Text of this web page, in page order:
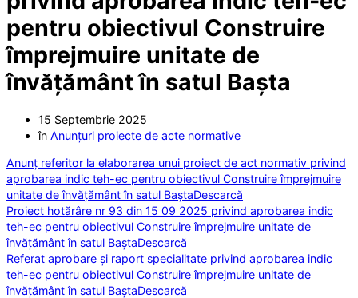
pentru obiectivul Construire
împrejmuire unitate de
învățământ în satul Bașta
15 Septembrie 2025
în Anunțuri proiecte de acte normative
Anunț referitor la elaborarea unui proiect de act normativ privind
aprobarea indic teh-ec pentru obiectivul Construire împrejmuire
unitate de învățământ în satul BaștaDescarcă
Proiect hotărâre nr 93 din 15 09 2025 privind aprobarea indic
teh-ec pentru obiectivul Construire împrejmuire unitate de
învățământ în satul BaștaDescarcă
Referat aprobare și raport specialitate privind aprobarea indic
teh-ec pentru obiectivul Construire împrejmuire unitate de
învățământ în satul BaștaDescarcă